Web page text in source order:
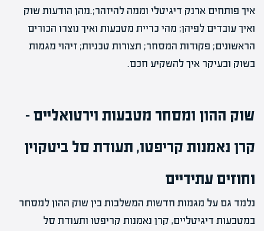
איך פותחים ארנק דיגיטלי וממה להיזהר;.מהן הודעות שוק
ואיך עובדים לפיהן; מהי כריית מטבעות ואיך נוצרו הכורים
הראשונים; פקודות המסחר; תצורות טכניות; זיהוי מגמות
בשוק ובעיקר איך להשקיע חכם.
שוק ההון ומסחר מטבעות וירטואליים –
קרן נאמנות קריפטו, תעודת סל ביטקוין
וחוזים עתידיים
נלמד גם על מגמות חדשות המשלבות בין שוק ההון למסחר
במטבעות דיגיטליים, קרן נאמנות קריפטו ותעודת סל